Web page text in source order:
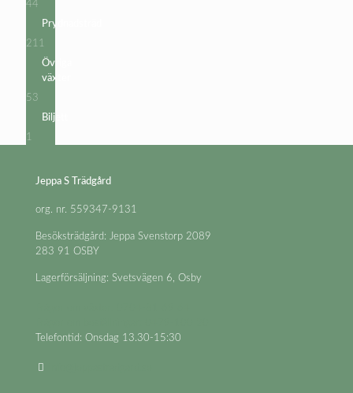
44
produkter
Prydnadsträd
211
produkter
Övriga
växter
53
produkter
Biljett
1
Jeppa S Trädgård
org. nr. 559347-9131
Besöksträdgård: Jeppa Svenstorp 2089
283 91 OSBY
Lagerförsäljning: Svetsvägen 6, Osby
Telefontid: Onsdag 13.30-15:30